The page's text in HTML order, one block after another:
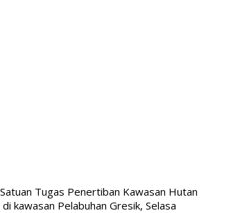
Tugas Penertiban Kawasan Hutan
kawasan Pelabuhan Gresik, Selasa